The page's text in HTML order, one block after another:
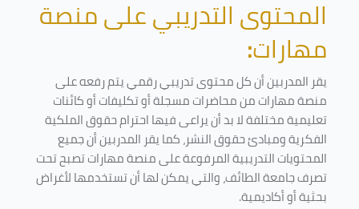
المحتوى التدريبي على منصة
مهارات:
يقر المدربين أن كل محتوى تدريبي رقمي يتم رفعه على
منصة مهارات من محاضرات مسجلة أو تكليفات أو كائنات
تعليمية مختلفة لا بد أن يراعى فيها احترام حقوق الملكية
الفكرية ومبادئ حقوق النشر، كما يقر المدربين أن جميع
المحتويات التدريبية المرفوعة على منصة مهارات تصبح تحت
تصرف جامعة الطائف، والتي يمكن لها أن تستخدمها لأغراض
بحثية أو أكاديمية.